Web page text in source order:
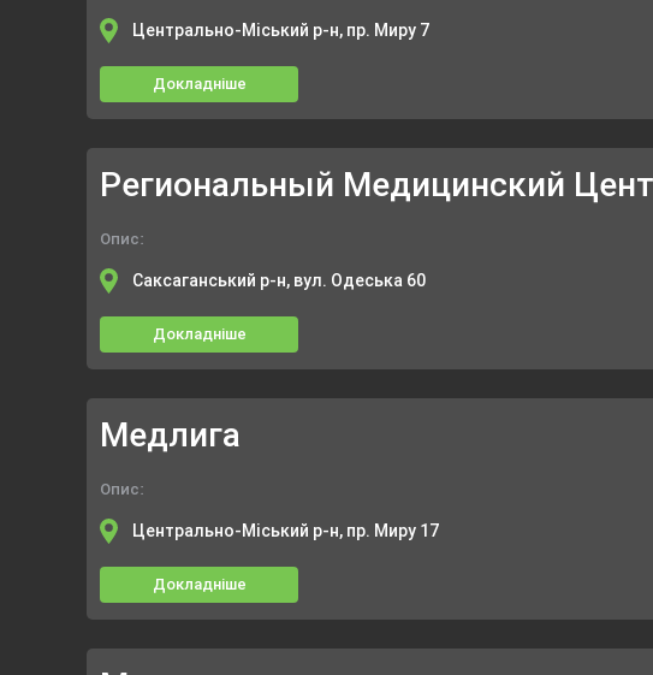
Центрально-Міський р-н, пр. Миру 7
Докладніше
Региональный Медицинский
Опис:
Саксаганський р-н, вул. Одеська 60
Докладніше
Медлига
Опис:
Центрально-Міський р-н, пр. Миру 17
Докладніше